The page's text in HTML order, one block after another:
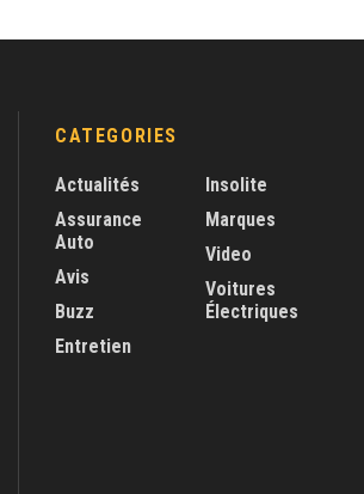
CATEGORIES
Actualités
Assurance
Auto
Avis
Buzz
Entretien
Insolite
Marques
Video
Voitures
Électriques